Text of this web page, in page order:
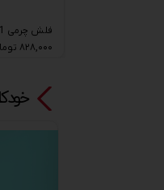
فلش چرمی v1
۸۲۸,۰۰۰ تومان